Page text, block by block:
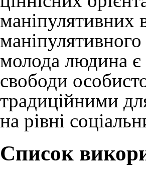
маніпулятивних
молода людина є
свободи
традиційними
на рівні
Список